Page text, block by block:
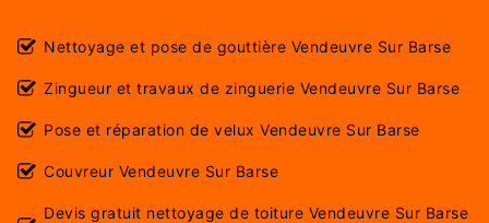
Nettoyage et pose de gouttière Vendeuvre Sur Barse
Zingueur et travaux de zinguerie Vendeuvre Sur Barse
Pose et réparation de velux Vendeuvre Sur Barse
Couvreur Vendeuvre Sur Barse
Devis gratuit nettoyage de toiture Vendeuvre Sur Barse